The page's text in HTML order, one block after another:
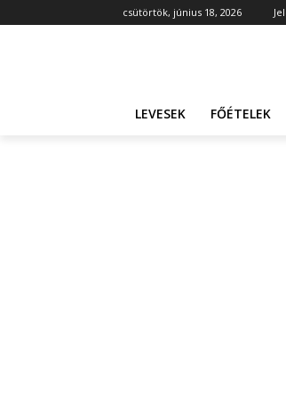
csütörtök, június 18, 2026
LEVESEK FŐÉTELEK